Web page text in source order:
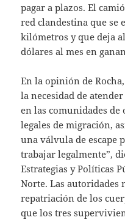
pagar a plazos. El
red clandestina que se
kilómetros y que deja
dólares al mes en
En la opinión de
la necesidad de
en las comunidades de
legales de migración,
una válvula de escape
trabajar legalmente”,
Estrategias y Políticas
Norte. Las autoridades
repatriación de los
que los tres